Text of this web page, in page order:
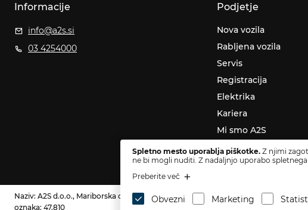
Informacije
info@a2s.si
03 4254000
Podjetje
Nova vozila
Rabljena vozila
Servis
Registracija
Elektrika
Kariera
Mi smo A2S
Novice
Naziv: A2S d.o.o., Mariborska cesta 140, 3000 Celje, Slovenia, DŠ: SI61016519,
oznaka: 47.810
Spletno mesto uporablja piškotke. Z njimi
ne bi mogli nuditi. Z nadaljnjo uporabo
Preberite več
Obvezni Marketing